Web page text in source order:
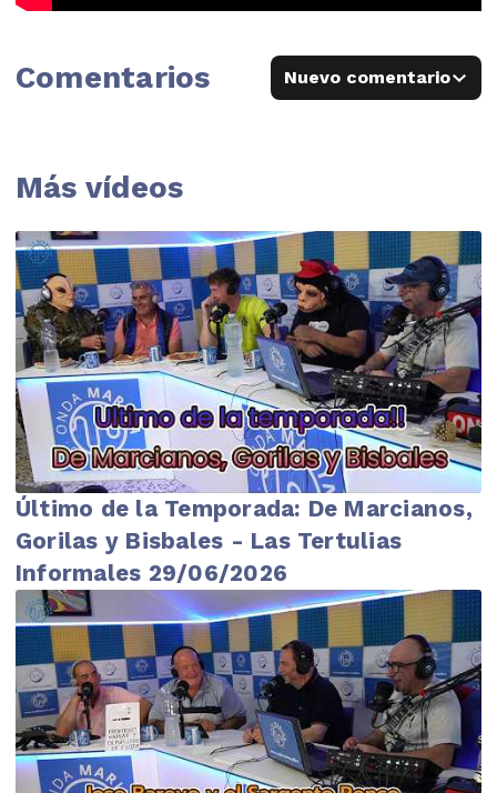
Más vídeos
Último de la Temporada: De Marcianos,
Gorilas y Bisbales - Las Tertulias
Informales 29/06/2026
Comentarios Nuevo comentario